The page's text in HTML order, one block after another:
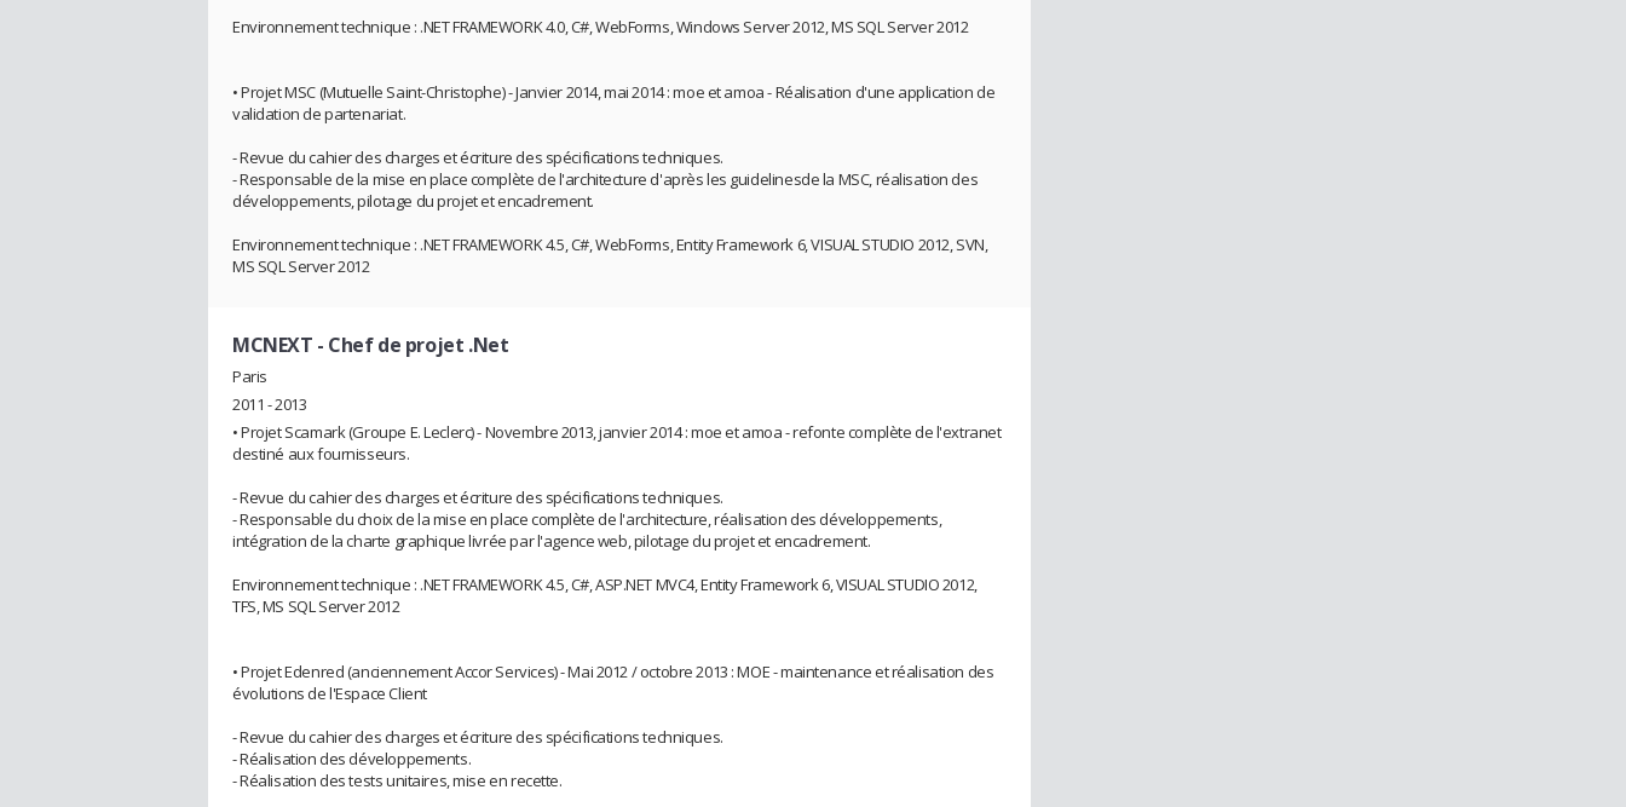
Environnement technique : .NET FRAMEWORK 4.0, C#, WebForms, Windows Server 2012, MS SQL Server 2012
• Projet MSC (Mutuelle Saint-Christophe) - Janvier 2014, mai 2014 : moe et amoa - Réalisation d'une application de
validation de partenariat.
- Revue du cahier des charges et écriture des spécifications techniques.
- Responsable de la mise en place complète de l'architecture d'après les guidelinesde la MSC, réalisation des
développements, pilotage du projet et encadrement.
Environnement technique : .NET FRAMEWORK 4.5, C#, WebForms, Entity Framework 6, VISUAL STUDIO 2012, SVN,
MS SQL Server 2012
MCNEXT - Chef de projet .Net
Paris
2011 - 2013
• Projet Scamark (Groupe E. Leclerc) - Novembre 2013, janvier 2014 : moe et amoa - refonte complète de l'extranet
destiné aux fournisseurs.
- Revue du cahier des charges et écriture des spécifications techniques.
- Responsable du choix de la mise en place complète de l'architecture, réalisation des développements,
intégration de la charte graphique livrée par l'agence web, pilotage du projet et encadrement.
Environnement technique : .NET FRAMEWORK 4.5, C#, ASP.NET MVC4, Entity Framework 6, VISUAL STUDIO 2012,
TFS, MS SQL Server 2012
• Projet Edenred (anciennement Accor Services) - Mai 2012 / octobre 2013 : MOE - maintenance et réalisation des
évolutions de l'Espace Client
- Revue du cahier des charges et écriture des spécifications techniques.
- Réalisation des développements.
- Réalisation des tests unitaires, mise en recette.